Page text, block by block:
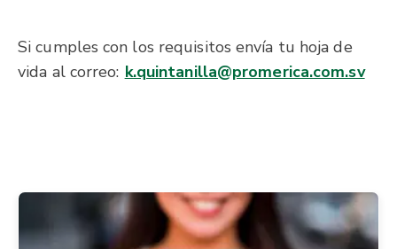
Si cumples con los requisitos envía tu hoja de
vida al correo: k.quintanilla@promerica.com.sv